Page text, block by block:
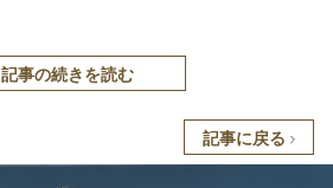
記事の続きを読む
記事に戻る